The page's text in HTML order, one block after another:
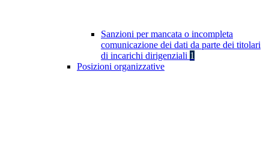
Sanzioni per mancata o incompleta
comunicazione dei dati da parte dei titolari
di incarichi dirigenziali 1
Posizioni organizzative